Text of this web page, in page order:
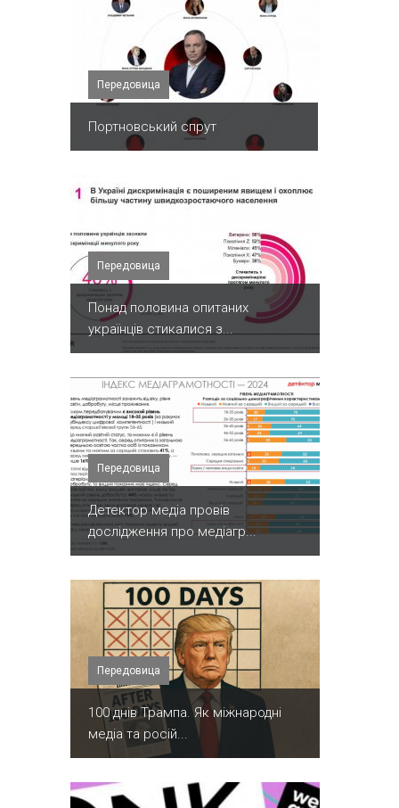
Передовица
Портновський спрут
Передовица
Понад половина опитаних
українців стикалися з...
Передовица
Детектор медіа провів
дослідження про медіагр...
Передовица
100 днів Трампа. Як міжнародні
медіа та росій...